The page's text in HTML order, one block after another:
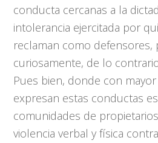
conducta cercanas a la
intolerancia ejercitada por
reclaman como defensores,
curiosamente, de lo
Pues bien, donde con
expresan estas conductas
comunidades de
violencia verbal y física